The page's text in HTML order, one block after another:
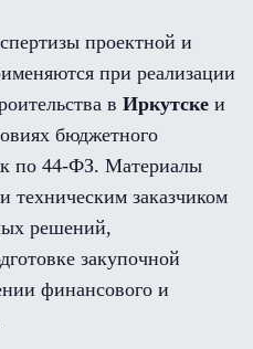
проектной и
при реализации
в Иркутске и
бюджетного
по 44-ФЗ. Материалы
техническим заказчиком
решений,
закупочной
финансового и